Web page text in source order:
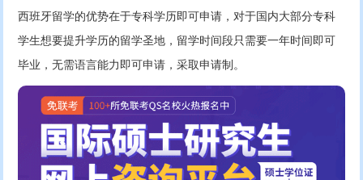
西班牙留学的优势在于专科学历即可申请，对于国内大部分专科
学生想要提升学历的留学圣地，留学时间段只需要一年时间即可
毕业，无需语言能力即可申请，采取申请制。